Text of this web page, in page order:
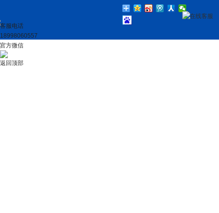
在线客服
客服电话
18998060557
官方微信
返回顶部